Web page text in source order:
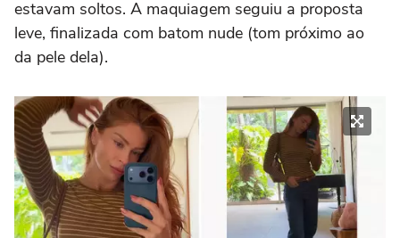
estavam soltos. A maquiagem seguiu a proposta
leve, finalizada com batom nude (tom próximo ao
da pele dela).